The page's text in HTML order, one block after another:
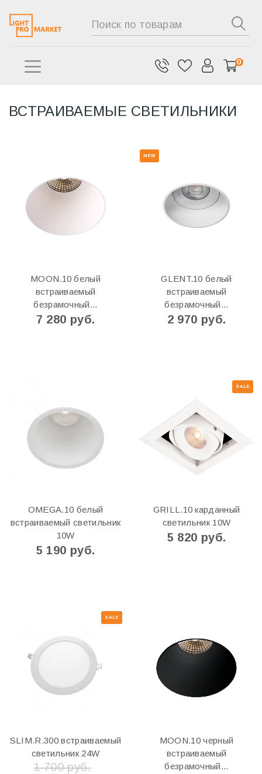
0
ВСТРАИВАЕМЫЕ СВЕТИЛЬНИКИ
MOON.10 белый
встраиваемый
безрамочный...
7 280 руб.
NEW
GLENT.10 белый
встраиваемый
безрамочный...
2 970 руб.
OMEGA.10 белый
встраиваемый светильник
10W
5 190 руб.
SALE
GRILL.10 карданный
светильник 10W
5 820 руб.
SALE
SLIM.R.300 встраиваемый
светильник 24W
1 700 руб.
MOON.10 черный
встраиваемый
безрамочный...